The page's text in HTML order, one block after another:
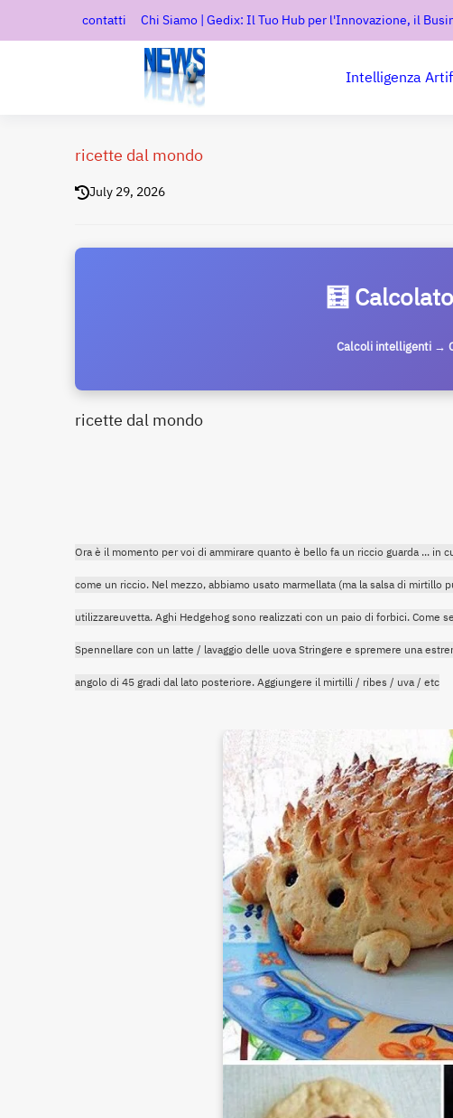
contatti Chi Siamo | Gedix: Il Tuo Hub per l'Innovazione, il
Intelligenza
ricette dal mondo
July 29, 2026
🧮
Calcoli intelligenti →
ricette dal mondo
Ora è il momento per voi di ammirare quanto è bello fa un riccio guarda ...
come un riccio. Nel mezzo, abbiamo usato marmellata (ma la salsa di
utilizzareuvetta. Aghi Hedgehog sono realizzati con un paio di forbici. Come
Spennellare con un latte / lavaggio delle uova Stringere e spremere una
angolo di 45 gradi dal lato posteriore. Aggiungere il mirtilli / ribes / uva / etc